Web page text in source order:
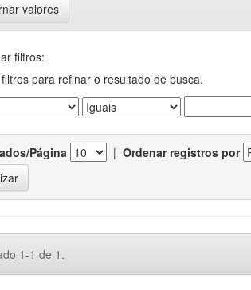
valores
filtros:
para refinar o resultado de busca.
Página | Ordenar registros por
1-1 de 1.